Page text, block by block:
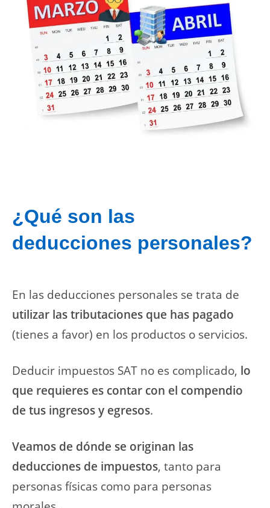
¿Qué son las
deducciones personales?
En las deducciones personales se trata de
utilizar las tributaciones que has pagado
(tienes a favor) en los productos o servicios.
Deducir impuestos SAT no es complicado, lo
que requieres es contar con el compendio
de tus ingresos y egresos.
Veamos de dónde se originan las
deducciones de impuestos, tanto para
personas físicas como para personas